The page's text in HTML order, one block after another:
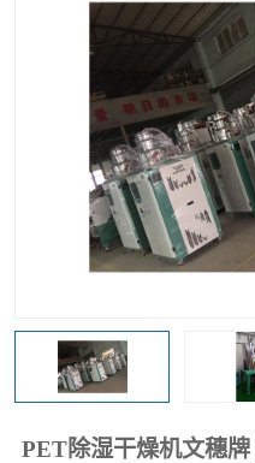
PET除湿干燥机文穗